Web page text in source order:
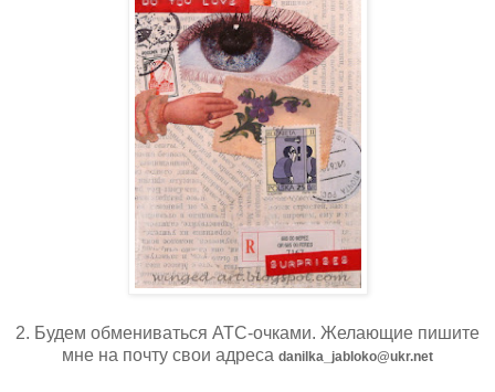
2. Будем обмениваться АТС-очками. Желающие пишите
мне на почту свои адреса danilka_jabloko@ukr.net